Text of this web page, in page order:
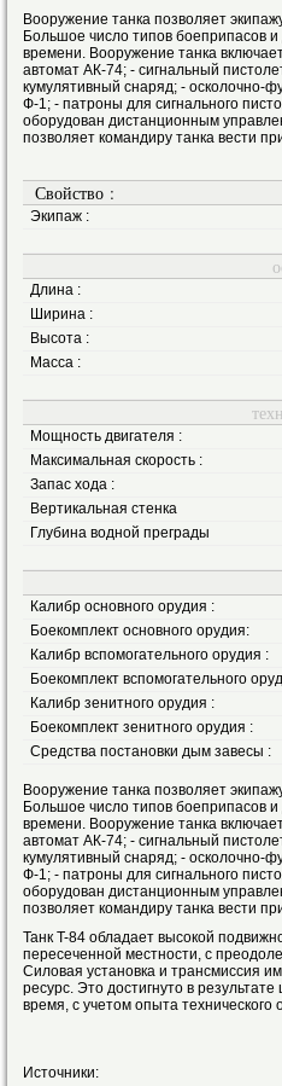
Вооружение танка позволяет
Большое число типов боеприпасов
времени. Вооружение танка
автомат АК-74; - сигнальный
кумулятивный снаряд; - осколочно-
Ф-1; - патроны для сигнального
оборудован дистанционным
позволяет командиру танка вести
Свойство :
Экипаж :
Длина :
Ширина :
Высота :
Масса :
Мощность двигателя :
Максимальная скорость :
Запас хода :
Вертикальная стенка
Глубина водной преграды
Калибр основного орудия :
Боекомплект основного орудия:
Калибр вспомогательного орудия :
Боекомплект вспомогательного
Калибр зенитного орудия :
Боекомплект зенитного орудия :
Средства постановки дым завесы :
Вооружение танка позволяет
Большое число типов боеприпасов
времени. Вооружение танка
автомат АК-74; - сигнальный
кумулятивный снаряд; - осколочно-
Ф-1; - патроны для сигнального
оборудован дистанционным
позволяет командиру танка вести
Танк T-84 обладает высокой
пересеченной местности, с
Силовая установка и трансмиссия
ресурс. Это достигнуто в
время, с учетом опыта
Источники: